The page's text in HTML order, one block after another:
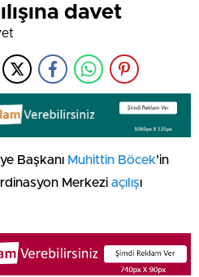
davet
Başkanı Muhittin Böcek’in
Merkezi açılışı